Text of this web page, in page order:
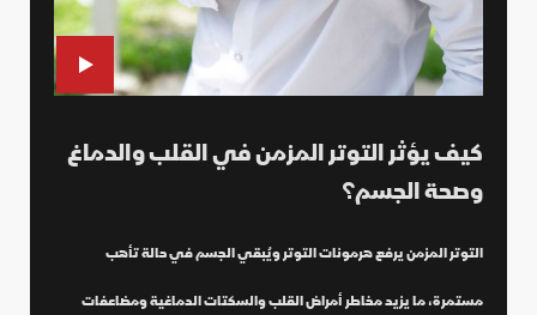
كيف يؤثر التوتر المزمن في القلب والدماغ
وصحة الجسم؟
التوتر المزمن يرفع هرمونات التوتر ويُبقي الجسم في حالة تأهب
مستمرة، ما يزيد مخاطر أمراض القلب والسكتات الدماغية ومضاعفات